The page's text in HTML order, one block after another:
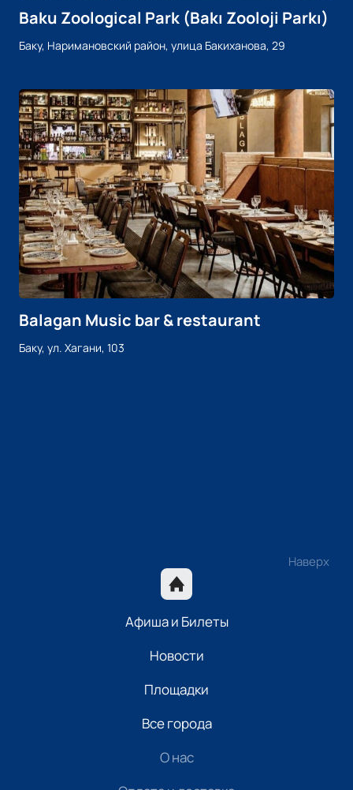
Baku Zoological Park (Bakı Zooloji Parkı)
Баку, Наримановский район, улица Бакиханова, 29
Balagan Music bar & restaurant
Баку, ул. Хагани, 103
Наверх
Афиша и Билеты
Новости
Площадки
Все города
О нас